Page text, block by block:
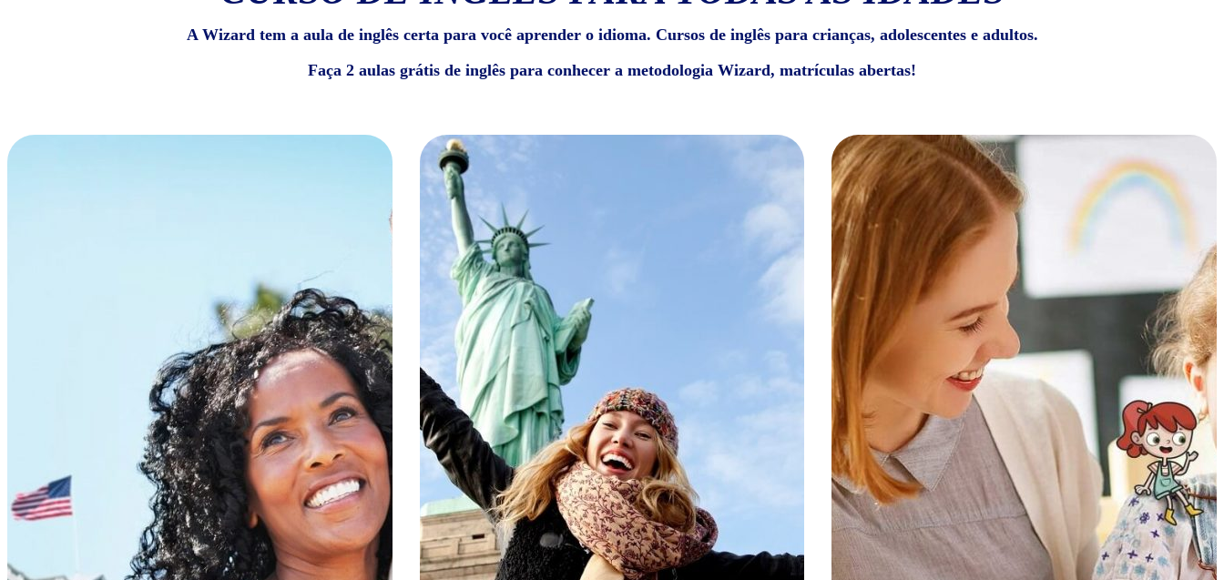
A Wizard tem a aula de inglês certa para você aprender o idioma. Cursos de inglês para crianças, adolescentes e adultos.
Faça 2 aulas grátis de inglês para conhecer a metodologia Wizard, matrículas abertas!